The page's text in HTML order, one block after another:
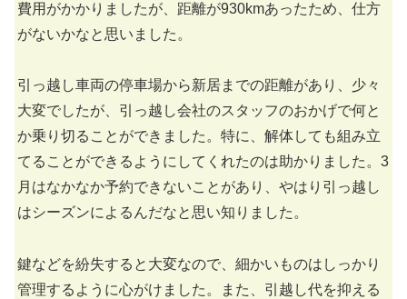
費用がかかりましたが、距離が930kmあったため、仕方
がないかなと思いました。
引っ越し車両の停車場から新居までの距離があり、少々
大変でしたが、引っ越し会社のスタッフのおかげで何と
か乗り切ることができました。特に、解体しても組み立
てることができるようにしてくれたのは助かりました。3
月はなかなか予約できないことがあり、やはり引っ越し
はシーズンによるんだなと思い知りました。
鍵などを紛失すると大変なので、細かいものはしっかり
管理するように心がけました。また、引越し代を抑える